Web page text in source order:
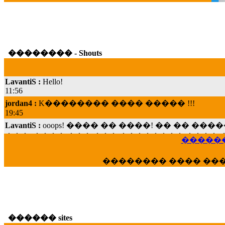
�������� - Shouts
11:56
jordan4 :K�������� ���� ����� !!!
19:45
LavantiS :ooops! ���� �� ����! �� ��
���; ���� ��� ��� �������� ����
veronica :E���� 2012 ��� ����� ���
�������� ����
������ sites